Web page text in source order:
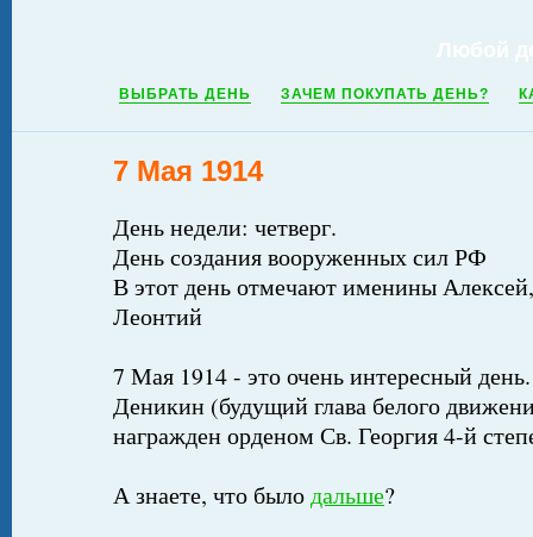
ВЫБРАТЬ ДЕНЬ ЗАЧЕМ ПОКУПАТЬ ДЕНЬ?
7 Мая 1914
День недели: четверг.
День создания вооруженных сил РФ
В этот день отмечают именины
Леонтий
7 Мая 1914 - это очень интересный
Деникин (будущий глава белого
награжден орденом Св. Георгия 4-й
А знаете, что былодальше?